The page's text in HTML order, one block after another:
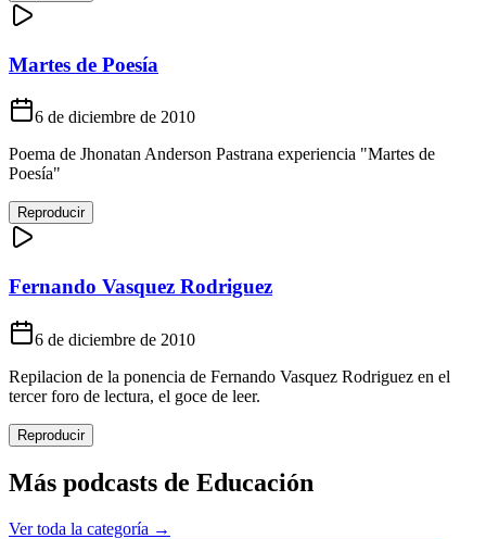
Martes de Poesía
6 de diciembre de 2010
Poema de Jhonatan Anderson Pastrana experiencia "Martes de
Poesía"
Reproducir
Fernando Vasquez Rodriguez
6 de diciembre de 2010
Repilacion de la ponencia de Fernando Vasquez Rodriguez en el
tercer foro de lectura, el goce de leer.
Reproducir
Más podcasts de Educación
Ver toda la categoría →